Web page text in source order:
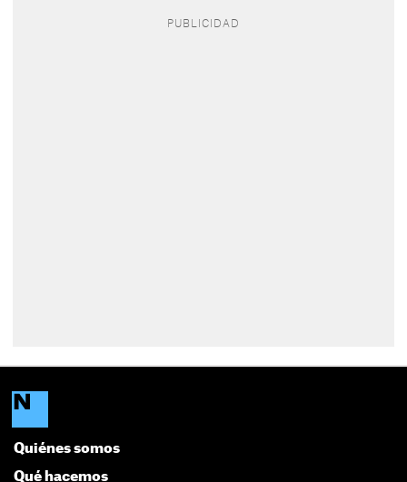
Quiénes somos
Qué hacemos